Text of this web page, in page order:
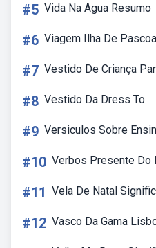
#5 Vida Na Agua Resumo
#6 Viagem Ilha De Pascoa
#7 Vestido De Criança
#8 Vestido Da Dress To
#9 Versiculos Sobre
#10 Verbos Presente Do
#11 Vela De Natal
#12 Vasco Da Gama